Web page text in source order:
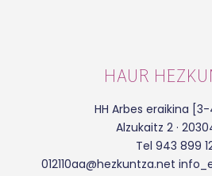
HAUR
HH Arbes eraikina
Alzukaitz 2 ·
Tel 943 899
012110aa@hezkuntza.net